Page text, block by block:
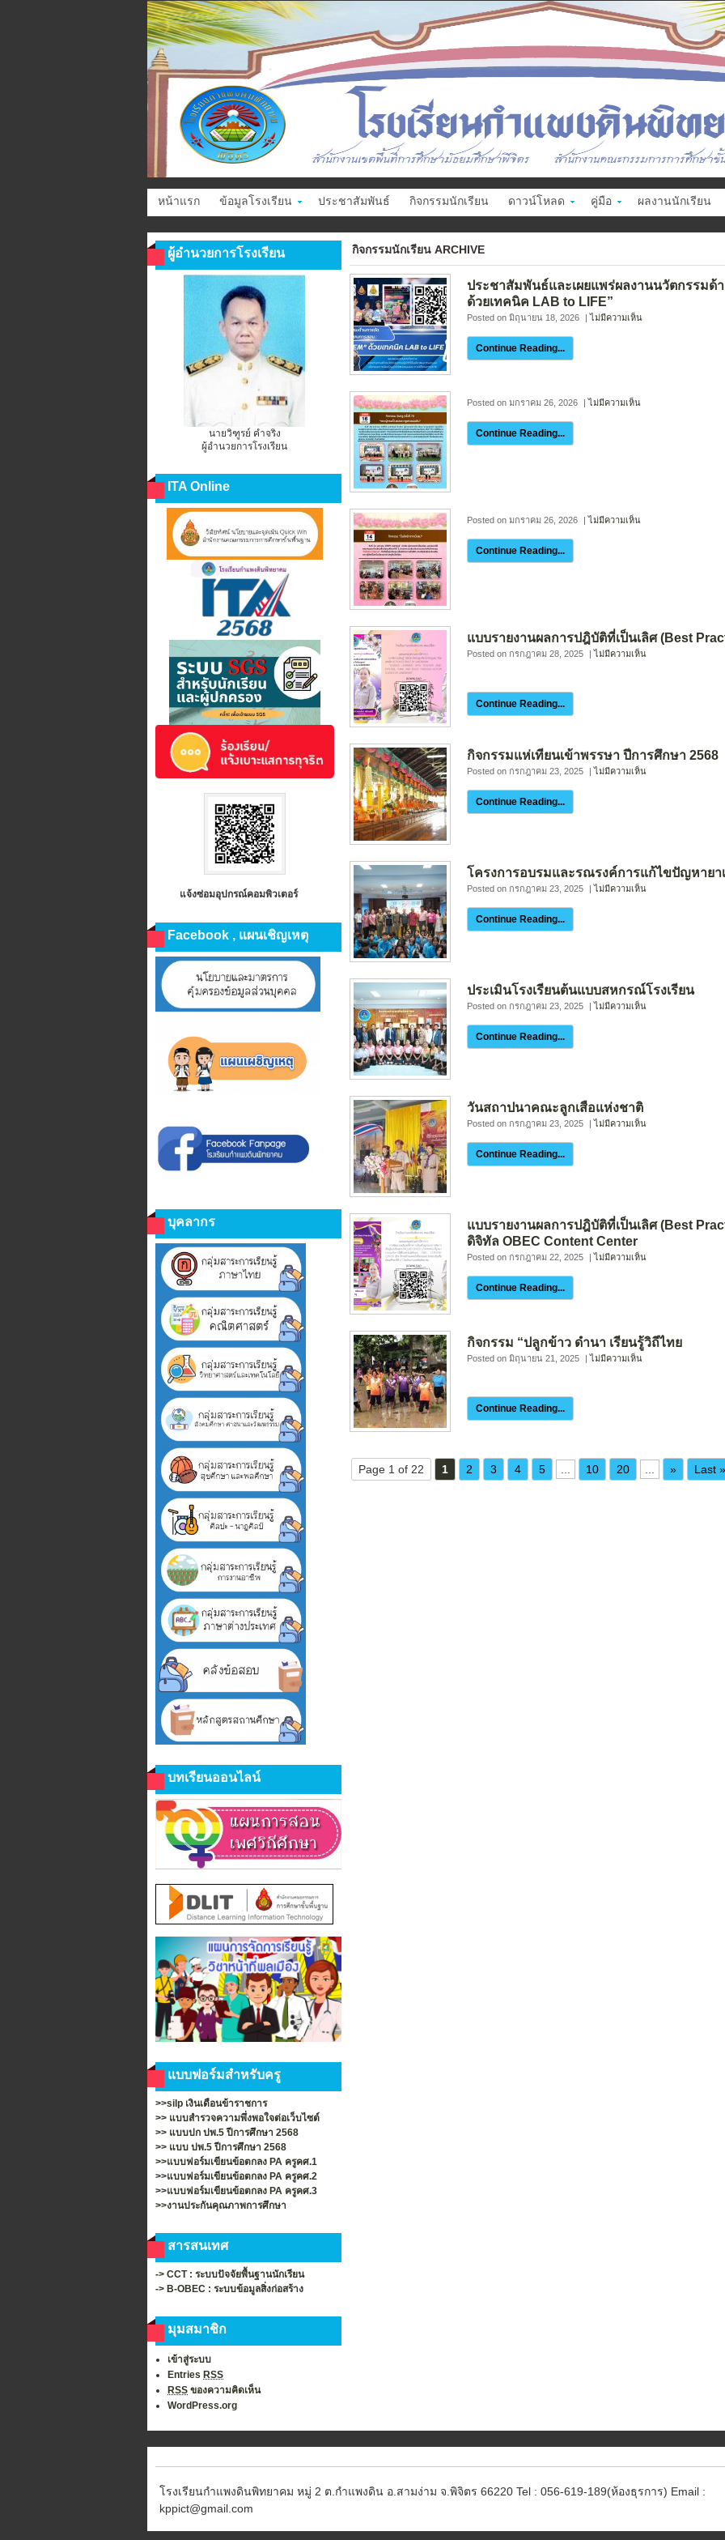
หน้าแรก ข้อมูลโรงเรียน ประชาสัมพันธ์ กิจกรรมนักเรียน ดาวน์โหลด คู่มือ ผลงานนักเรียน
กิจกรรมนักเรียน ARCHIVE
ประชาสัมพันธ์และเผยแพร่ผลงานนวัตกรรมด้
ด้วยเทคนิค LAB to LIFE”
Posted on มิถุนายน 18, 2026 |ไม่มีความเห็น
Continue Reading...
Posted on มกราคม 26, 2026 |ไม่มีความเห็น
Continue Reading...
Posted on มกราคม 26, 2026 |ไม่มีความเห็น
Continue Reading...
แบบรายงานผลการปฎิบัติที่เป็นเลิศ (Best
Posted on กรกฎาคม 28, 2025 |ไม่มีความเห็น
Continue Reading...
กิจกรรมแห่เทียนเข้าพรรษา ปีการศึกษา 2568
Posted on กรกฎาคม 23, 2025 |ไม่มีความเห็น
Continue Reading...
โครงการอบรมและรณรงค์การแก้ไขปัญหายา
Posted on กรกฎาคม 23, 2025 |ไม่มีความเห็น
Continue Reading...
ประเมินโรงเรียนต้นแบบสหกรณ์โรงเรียน
Posted on กรกฎาคม 23, 2025 |ไม่มีความเห็น
Continue Reading...
วันสถาปนาคณะลูกเสือแห่งชาติ
Posted on กรกฎาคม 23, 2025 |ไม่มีความเห็น
Continue Reading...
แบบรายงานผลการปฎิบัติที่เป็นเลิศ (Best
ดิจิทัล OBEC Content Center
Posted on กรกฎาคม 22, 2025 |ไม่มีความเห็น
Continue Reading...
กิจกรรม “ปลูกข้าว ดำนา เรียนรู้วิถีไทย
Posted on มิถุนายน 21, 2025 |ไม่มีความเห็น
Continue Reading...
Page 1 of 22 1 2 3 4 5 10 20 » Last »
ผู้อำนวยการโรงเรียน
นายวิฑูรย์ คำจริง
ผู้อำนวยการโรงเรียน
ITA Online
แจ้งซ่อมอุปกรณ์คอมพิวเตอร์
Facebook , แผนเชิญเหตุ
บุคลากร
บทเรียนออนไลน์
แบบฟอร์มสำหรับครู
>>silp เงินเดือนข้าราชการ
>> แบบสำรวจความพึ่งพอใจต่อเว็บไซต์
>> แบบปก ปพ.5 ปีการศึกษา 2568
>> แบบ ปพ.5 ปีการศึกษา 2568
>>แบบฟอร์มเขียนข้อตกลง PA ครูคศ.1
>>แบบฟอร์มเขียนข้อตกลง PA ครูคศ.2
>>แบบฟอร์มเขียนข้อตกลง PA ครูคศ.3
>>งานประกันคุณภาพการศึกษา
สารสนเทศ
-> CCT : ระบบปัจจัยพื้นฐานนักเรียน
-> B-OBEC : ระบบข้อมูลสิ่งก่อสร้าง
มุมสมาชิก
เข้าสู่ระบบ
Entries RSS
RSS ของความคิดเห็น
WordPress.org
โรงเรียนกำแพงดินพิทยาคม หมู่ 2 ต.กำแพงดิน อ.สามง่าม จ.พิจิตร 66220 Tel : 056-619-189(ห้องธุรการ) Email :
kppict@gmail.com